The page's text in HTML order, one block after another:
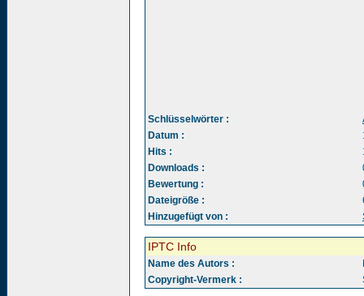
Schlüsselwörter :
Datum :
Hits :
Downloads :
Bewertung :
Dateigröße :
Hinzugefügt von :
IPTC Info
Name des Autors :
Copyright-Vermerk :